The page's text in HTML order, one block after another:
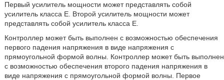
Первый усилитель мощности может представлять собой
усилитель класса E. Второй усилитель мощности может
представлять собой усилитель класса E.
Контроллер может быть выполнен с возможностью обеспечения
первого падения напряжения в виде напряжения с
прямоугольной формой волны. Контроллер может быть выполнен
с возможностью обеспечения второго падения напряжения в
виде напряжения с прямоугольной формой волны. Первое